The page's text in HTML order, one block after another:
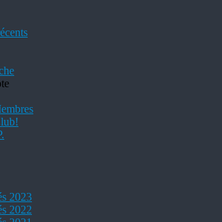
2023
2022